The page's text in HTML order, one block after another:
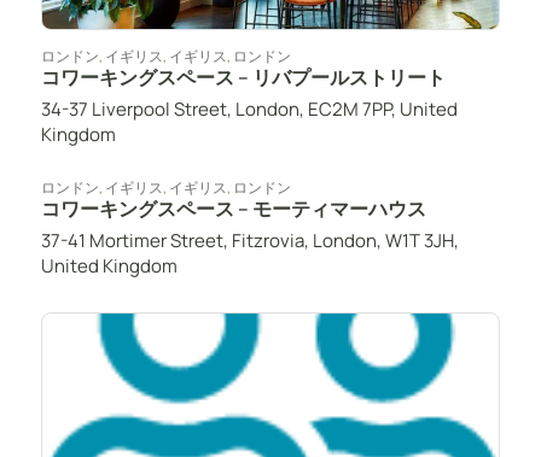
ロンドン, イギリス, イギリス, ロンドン
コワーキングスペース – リバプールストリート
34-37 Liverpool Street, London, EC2M 7PP, United
Kingdom
ロンドン, イギリス, イギリス, ロンドン
コワーキングスペース – モーティマーハウス
37-41 Mortimer Street, Fitzrovia, London, W1T 3JH,
United Kingdom